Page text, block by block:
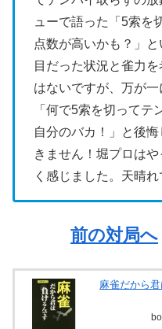
ューで語った「5索を
点数が高いかも？」
目だった状況と雀力
はないですが、万が
「何で5索を切ってテ
自分のバカ！」と後
きません！堀プロは
く感じました。天晴れ
前の対局へ
麻雀だから